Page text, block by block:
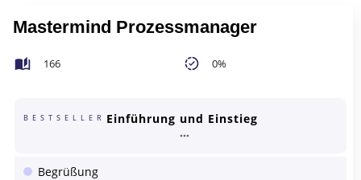
Mastermind Prozessmanager
166 0%
BESTSELLER Einführung und Einstieg
Begrüßung